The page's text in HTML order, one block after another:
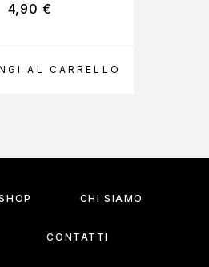
AL CARRELLO
4,90 €
CHI SIAMO
CONTATTI